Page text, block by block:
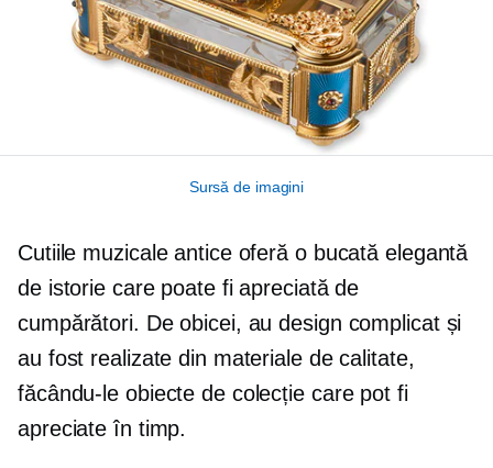
Sursă de imagini
Cutiile muzicale antice oferă o bucată elegantă
de istorie care poate fi apreciată de
cumpărători. De obicei, au design complicat și
au fost realizate din materiale de calitate,
făcându-le obiecte de colecție care pot fi
apreciate în timp.